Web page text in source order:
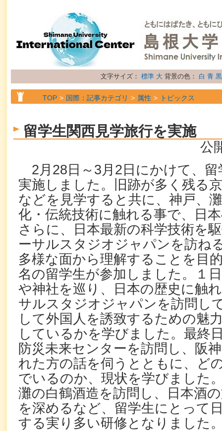
文字サイズ： 標準 大 背景の色： 白 青 黒
TOP 国際：記事カテゴリ 属性 トピックス
留学生関西見学旅行を実施
公
2月 28 日～ 3月 2 日にかけて、
実施しました。旧跡が多く残る
などを見学すると共に、神戸、
化・伝統技術に触れる事で、日
さらに、日本最新の科学技術を
ーサルスタジオジャパンを訪ね
多様な面から理解することを目
名の留学生が参加しました。１
や神社を巡り、日本の歴史に触
サルスタジオジャパンを訪問し
して外国人を誘致するための魅
しているかを学びました。最終
防災未来センターを訪問し、阪
れた方の話を伺うとともに、ど
でいるのか、現状を学びました
灘の白鶴酒造を訪問し、日本酒
を深めるなど、留学生にとって
する実り多い研修となりました